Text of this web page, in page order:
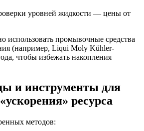
уровней жидкости — цены от
использовать промывочные средства
(например, Liqui Moly Kühler-
чтобы избежать накопления
и инструменты для
ресурса
методов: